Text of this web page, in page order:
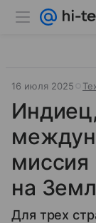
16 июля 2025
миссия
на
Для трех